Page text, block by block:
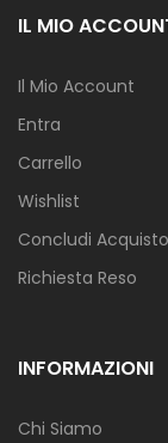
IL MIO
Il Mio Account
Entra
Carrello
Wishlist
Concludi Acquisto
Richiesta Reso
INFORMAZIONI
Chi Siamo